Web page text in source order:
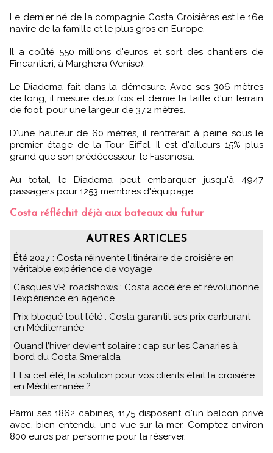
Le dernier né de la compagnie Costa Croisières est le 16e
navire de la famille et le plus gros en Europe.
Il a coûté 550 millions d'euros et sort des chantiers de
Fincantieri, à Marghera (Venise).
Le Diadema fait dans la démesure. Avec ses 306 mètres
de long, il mesure deux fois et demie la taille d'un terrain
de foot, pour une largeur de 37,2 mètres.
D'une hauteur de 60 mètres, il rentrerait à peine sous le
premier étage de la Tour Eiffel. Il est d'ailleurs 15% plus
grand que son prédécesseur, le Fascinosa.
Au total, le Diadema peut embarquer jusqu'à 4947
passagers pour 1253 membres d'équipage.
Costa réfléchit déjà aux bateaux du futur
AUTRES ARTICLES
Été 2027 : Costa réinvente l’itinéraire de croisière en
véritable expérience de voyage
Casques VR, roadshows : Costa accélère et révolutionne
l’expérience en agence
Prix bloqué tout l’été : Costa garantit ses prix carburant
en Méditerranée
Quand l’hiver devient solaire : cap sur les Canaries à
bord du Costa Smeralda
Et si cet été, la solution pour vos clients était la croisière
en Méditerranée ?
Parmi ses 1862 cabines, 1175 disposent d'un balcon privé
avec, bien entendu, une vue sur la mer. Comptez environ
800 euros par personne pour la réserver.